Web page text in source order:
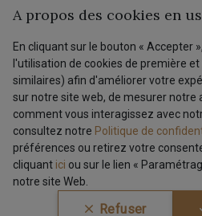
Prix réduits
Magazine
Livraison : France,
Retours & réclamations
FAQ - Questions
Modes de paiements
Menu
Tous nos tissus
Magazine
FR
Conditions générales de vente
A propos des cookies en
En cliquant sur le bouton « Accepter
l'utilisation de cookies de première
similaires) afin d'améliorer votre
sur notre site web, de mesurer notre
comment vous interagissez avec
consultez notre Politique de
préférences ou retirez votre
cliquant ici ou sur le lien «
notre site Web.
Refuser